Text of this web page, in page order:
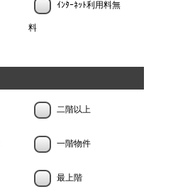
ｲﾝﾀｰﾈｯﾄ利用料無
料
二階以上
一階物件
最上階